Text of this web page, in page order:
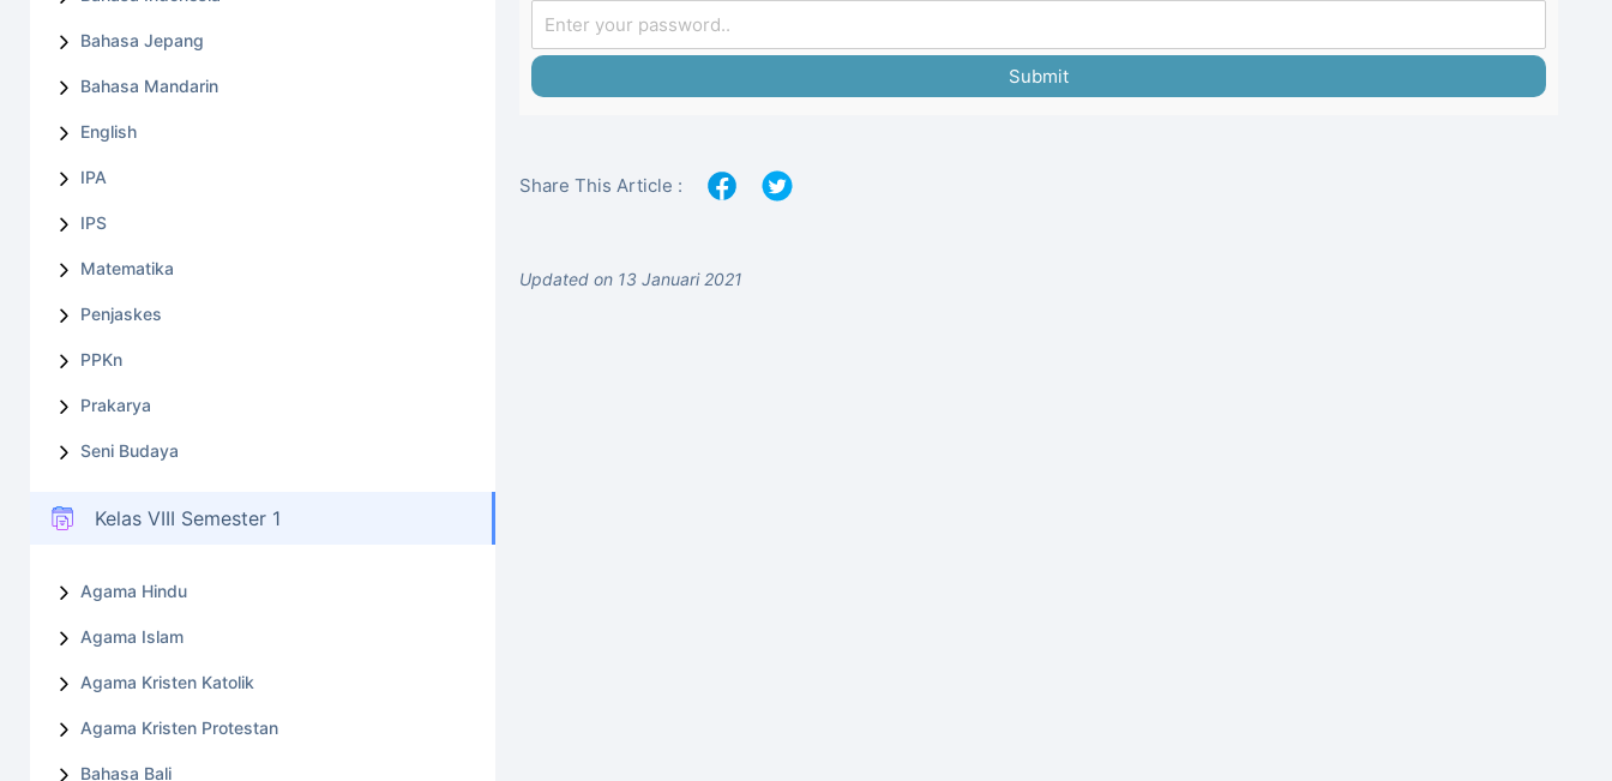
Bahasa Jepang
Bahasa Mandarin
English
IPA
IPS
Matematika
Penjaskes
PPKn
Prakarya
Seni Budaya
Kelas VIII Semester 1
Agama Hindu
Agama Islam
Agama Kristen Katolik
Agama Kristen Protestan
Bahasa Bali
Submit
Share This Article :
Updated on 13 Januari 2021